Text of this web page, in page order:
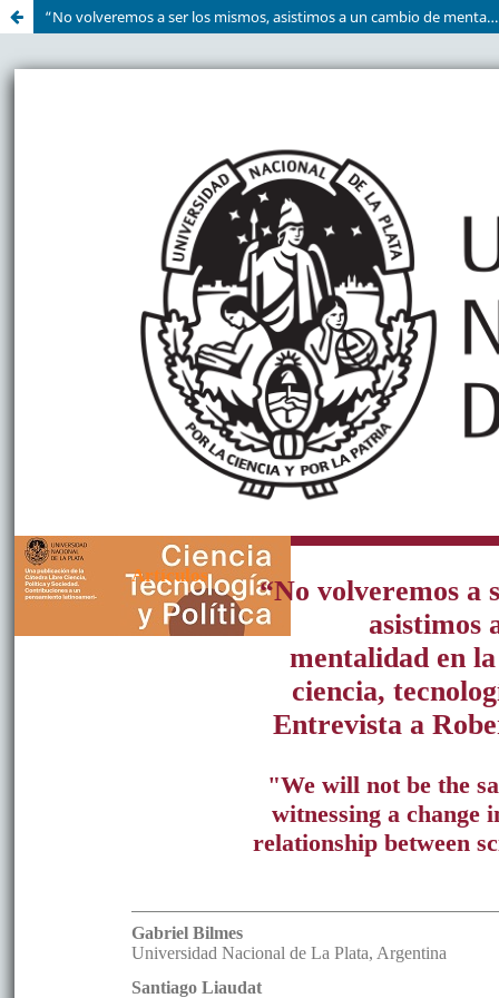
“No volveremos a ser los mismos, asistimos a un cambio de mentalidad en la relación entre ciencia, tecnología y sociedad”